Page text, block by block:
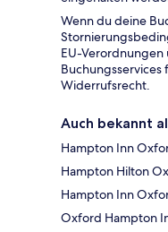
Wenn du deine
EU-
Widerrufsrecht.
Auch bekannt
Hampton Inn
Hampton Hilton
Hampton Inn
Oxford Hampton